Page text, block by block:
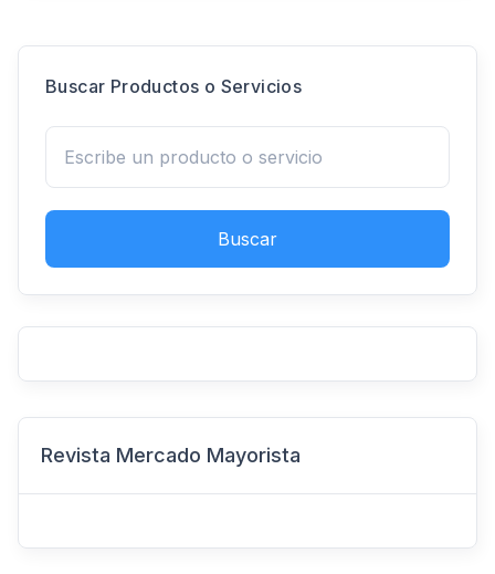
Buscar Productos o Servicios
Buscar
Revista Mercado Mayorista